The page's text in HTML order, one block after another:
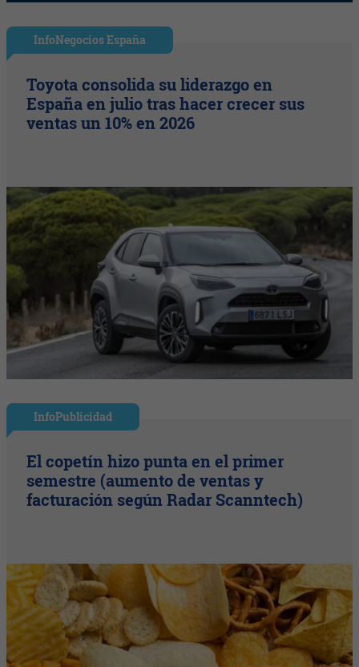
InfoNegocios España
Toyota consolida su liderazgo en
España en julio tras hacer crecer sus
ventas un 10% en 2026
InfoPublicidad
El copetín hizo punta en el primer
semestre (aumento de ventas y
facturación según Radar Scanntech)